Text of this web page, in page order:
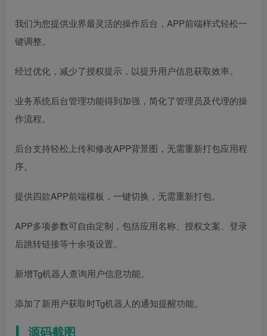
我们为您提供业界最灵活的操作后台，APP前端样式轻松一
键调整。
经过优化，减少了授权提示，以提升用户信息获取效率。
业务系统后台管理功能得到加强，简化了管理员及代理的操
作流程。
后台支持轻松上传和修改APP背景图，无需重新打包应用程
序。
提供四款APP前端模板，一键切换，无需重新打包。
APP多项参数可自由定制，包括应用名称、授权文案、登录
后跳转链接等十余项设置。
新增Tg机器人查询用户信息功能。
添加了新用户获取时Tg机器人的通知提醒功能。
源码截图